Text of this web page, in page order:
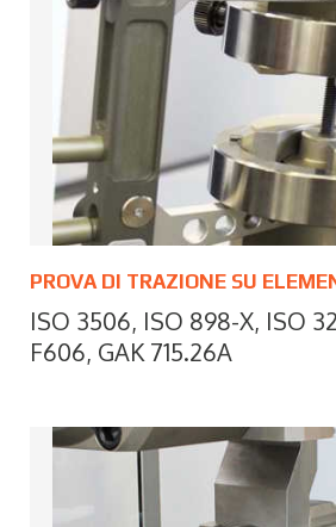
PROVA DI TRAZIONE SU
ISO 3506, ISO 898-X, ISO
F606, GAK 715.26A